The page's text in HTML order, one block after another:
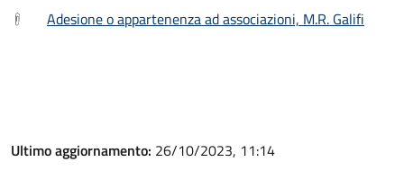
Adesione o appartenenza ad associazioni, M.R. Galifi
Ultimo aggiornamento: 26/10/2023, 11:14